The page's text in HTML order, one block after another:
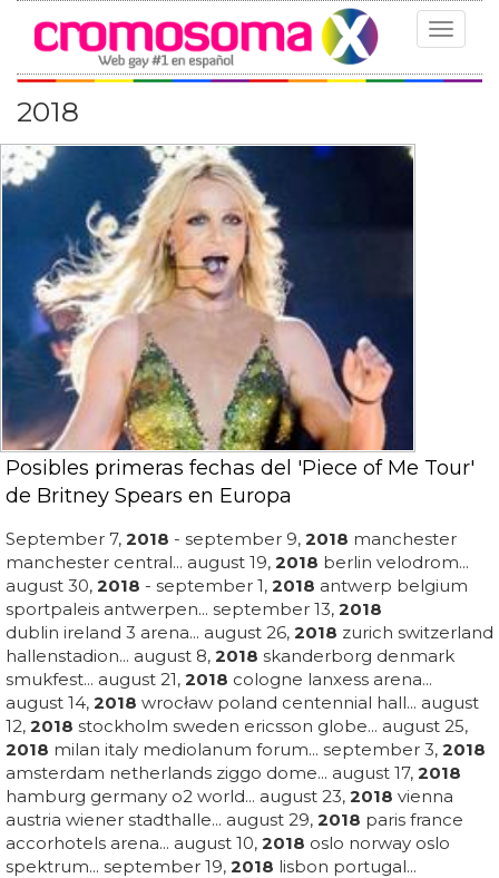
Toggle
2018
Posibles primeras fechas del 'Piece of Me Tour'
de Britney Spears en Europa
September 7, 2018 - september 9, 2018 manchester
manchester central... august 19, 2018 berlin velodrom...
august 30, 2018 - september 1, 2018 antwerp belgium
sportpaleis antwerpen... september 13, 2018
dublin ireland 3 arena... august 26, 2018 zurich switzerland
hallenstadion... august 8, 2018 skanderborg denmark
smukfest... august 21, 2018 cologne lanxess arena...
august 14, 2018 wrocław poland centennial hall... august
12, 2018 stockholm sweden ericsson globe... august 25,
2018 milan italy mediolanum forum... september 3, 2018
amsterdam netherlands ziggo dome... august 17, 2018
hamburg germany o2 world... august 23, 2018 vienna
austria wiener stadthalle... august 29, 2018 paris france
accorhotels arena... august 10, 2018 oslo norway oslo
spektrum... september 19, 2018 lisbon portugal...